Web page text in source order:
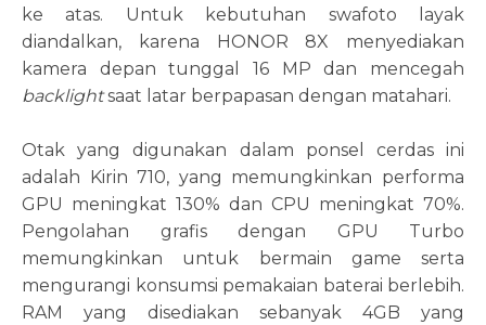
ke atas. Untuk kebutuhan swafoto layak
diandalkan, karena HONOR 8X menyediakan
kamera depan tunggal 16 MP dan mencegah
backlightsaat latar berpapasan dengan matahari.
Otak yang digunakan dalam ponsel cerdas ini
adalah Kirin 710, yang memungkinkan performa
GPU meningkat 130% dan CPU meningkat 70%.
Pengolahan grafis dengan GPU Turbo
memungkinkan untuk bermain game serta
mengurangi konsumsi pemakaian baterai berlebih.
RAM yang disediakan sebanyak 4GB yang